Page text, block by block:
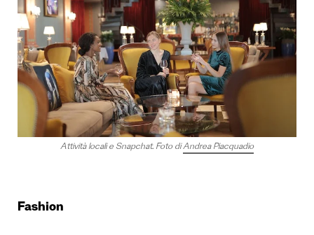
Attività locali e Snapchat. Foto diAndrea Piacquadio
Fashion